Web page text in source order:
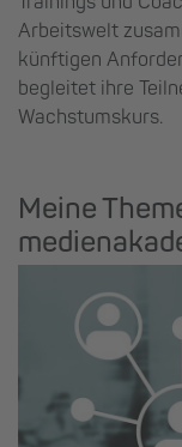
Arbeitswelt
künftigen
begleitet ihre
Wachstumskurs.
Meine